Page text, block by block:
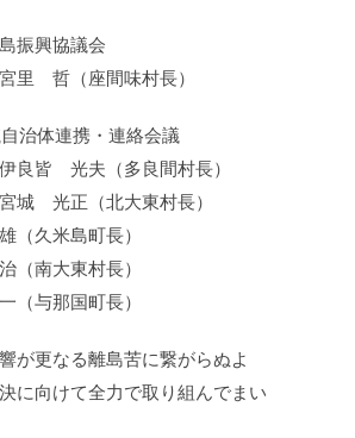
振興協議会
哲（座間味村長）
自治体連携・連絡会議
皆 光夫（多良間村長）
光正（北大東村長）
久米島町長）
南大東村長）
与那国町長）
が更なる離島苦に繋がらぬよ
に向けて全力で取り組んでまい